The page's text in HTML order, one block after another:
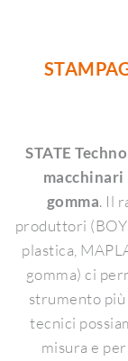
STATE
macchinari
gomma. Il
produttori
plastica,
gomma) ci
strumento più
tecnici
misura e